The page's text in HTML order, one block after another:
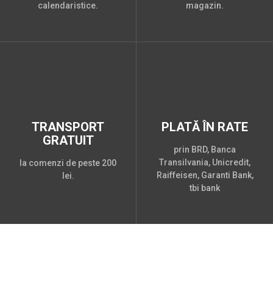
calendaristice.
magazin.
TRANSPORT
GRATUIT
la comenzi de peste 200
lei.
PLATĂ ÎN RATE
prin BRD, Banca
Transilvania, Unicredit,
Raiffeisen, Garanti Bank,
tbi bank